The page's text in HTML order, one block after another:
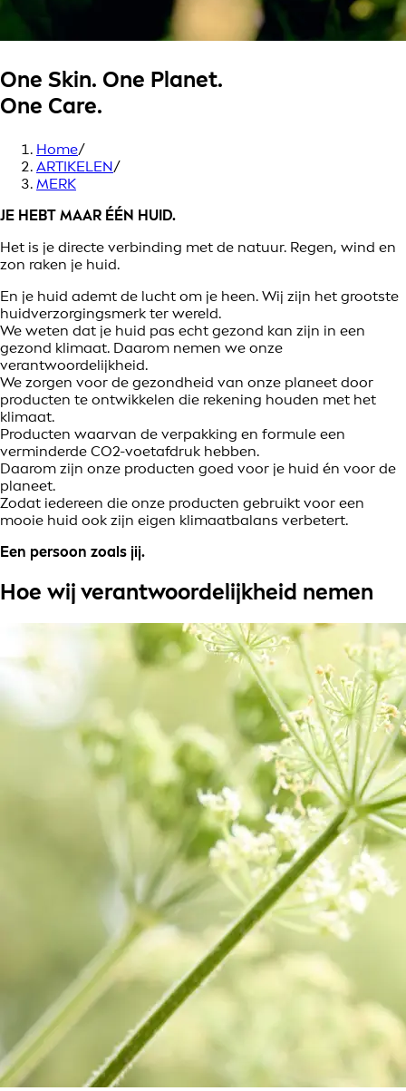
One Skin. One Planet.
One Care.
Home/
ARTIKELEN/
MERK
JE HEBT MAAR ÉÉN HUID.
Het is je directe verbinding met de natuur. Regen, wind en
zon raken je huid.
En je huid ademt de lucht om je heen. Wij zijn het grootste
huidverzorgingsmerk ter wereld.
We weten dat je huid pas echt gezond kan zijn in een
gezond klimaat. Daarom nemen we onze
verantwoordelijkheid.
We zorgen voor de gezondheid van onze planeet door
producten te ontwikkelen die rekening houden met het
klimaat.
Producten waarvan de verpakking en formule een
verminderde CO2-voetafdruk hebben.
Daarom zijn onze producten goed voor je huid én voor de
planeet.
Zodat iedereen die onze producten gebruikt voor een
mooie huid ook zijn eigen klimaatbalans verbetert.
Een persoon zoals jij.
Hoe wij verantwoordelijkheid nemen